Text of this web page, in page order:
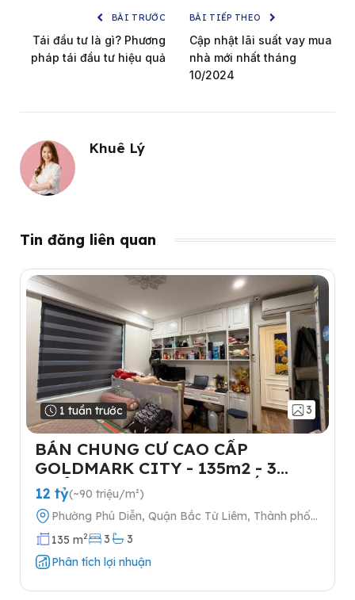
BÀI TRƯỚC
Tái đầu tư là gì? Phương
pháp tái đầu tư hiệu quả
BÀI TIẾP THEO
Cập nhật lãi suất vay mua
nhà mới nhất tháng
10/2024
Khuê Lý
Tin đăng liên quan
1 tuần trước 3
BÁN CHUNG CƯ CAO CẤP
GOLDMARK CITY - 135m2 - 3
NGỦ-TẶNG FULL NỘI THẤT- 2
SLOT Ô TÔ
12 tỷ(~90 triệu/m²)
Phường Phú Diễn, Quận Bắc Từ Liêm, Thành phố
Hà Nội
135 m2 3
3
Phân tích lợi nhuận